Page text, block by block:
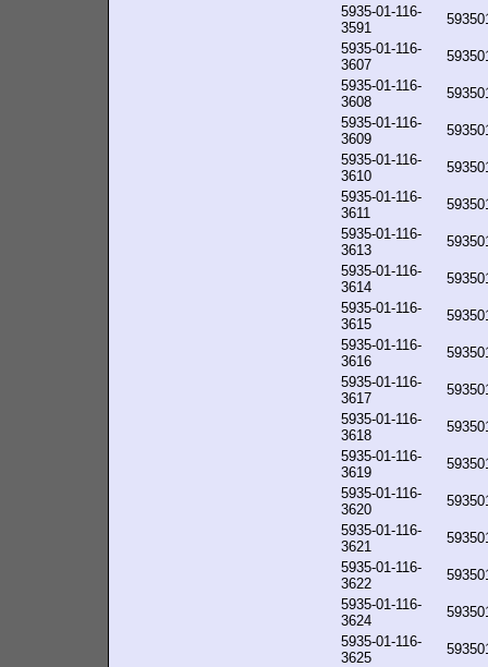
5935-01-116-
3591
5935-01-116-
3607
5935-01-116-
3608
5935-01-116-
3609
5935-01-116-
3610
5935-01-116-
3611
5935-01-116-
3613
5935-01-116-
3614
5935-01-116-
3615
5935-01-116-
3616
5935-01-116-
3617
5935-01-116-
3618
5935-01-116-
3619
5935-01-116-
3620
5935-01-116-
3621
5935-01-116-
3622
5935-01-116-
3624
5935-01-116-
3625